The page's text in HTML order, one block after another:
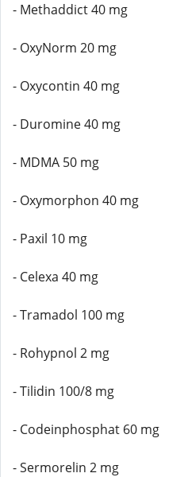
- Methaddict 40 mg
- OxyNorm 20 mg
- Oxycontin 40 mg
- Duromine 40 mg
- MDMA 50 mg
- Oxymorphon 40 mg
- Paxil 10 mg
- Celexa 40 mg
- Tramadol 100 mg
- Rohypnol 2 mg
- Tilidin 100/8 mg
- Codeinphosphat 60 mg
- Sermorelin 2 mg